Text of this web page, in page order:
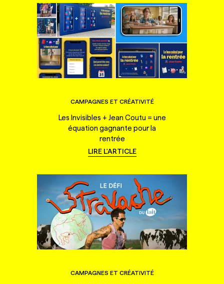
CAMPAGNES ET CRÉATIVITÉ
Les Invisibles + Jean Coutu = une
équation gagnante pour la
rentrée
LIRE L'ARTICLE
CAMPAGNES ET CRÉATIVITÉ